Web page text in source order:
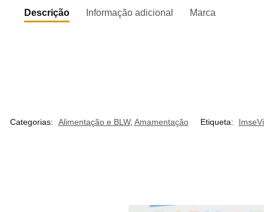
Descrição Informação adicional Marca
Categorias: Alimentação e BLW, Amamentação Etiqueta: